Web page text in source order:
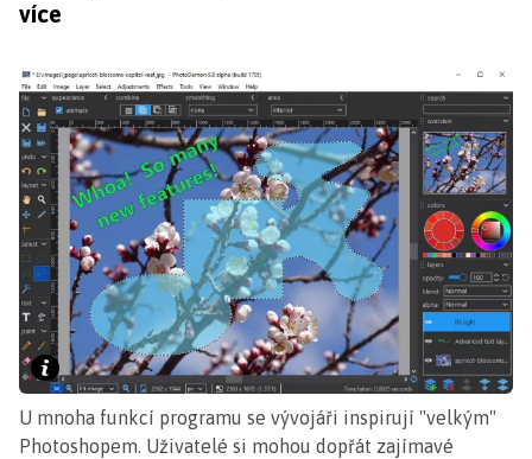
více
U mnoha funkcí programu se vývojáři inspirují "velkým"
Photoshopem. Uživatelé si mohou dopřát zajímavé